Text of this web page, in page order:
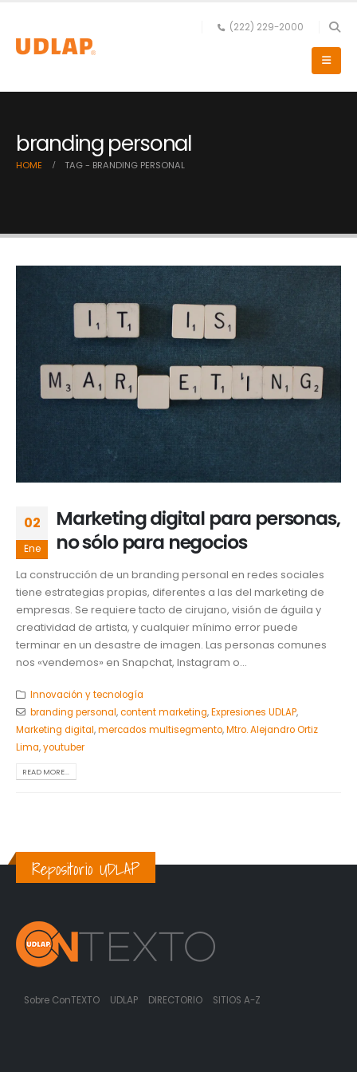
(222) 229-2000
branding personal
HOME TAG - BRANDING PERSONAL
02
Ene
Marketing digital para personas,
no sólo para negocios
La construcción de un branding personal en redes sociales
tiene estrategias propias, diferentes a las del marketing de
empresas. Se requiere tacto de cirujano, visión de águila y
creatividad de artista, y cualquier mínimo error puede
terminar en un desastre de imagen. Las personas comunes
nos «vendemos» en Snapchat, Instagram o...
Innovación y tecnología
branding personal,content marketing,Expresiones UDLAP,
Marketing digital,mercados multisegmento,Mtro. Alejandro Ortiz
Lima,youtuber
READ MORE...
Repositorio UDLAP
Sobre ConTEXTO UDLAP DIRECTORIO SITIOS A-Z